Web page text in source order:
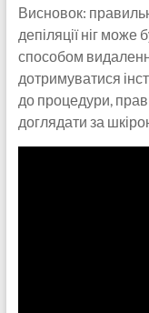
Висновок:
депіляції ніг
способом
дотримуватися
до процедури,
доглядати за